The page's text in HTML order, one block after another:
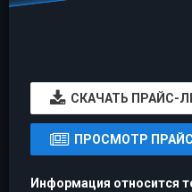
CКАЧАТЬ ПРАЙС-
ПРОСМОТР
Информация относится